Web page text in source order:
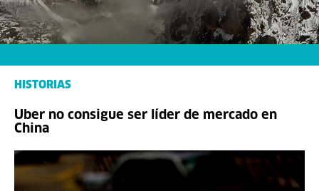
HISTORIAS
Uber no consigue ser líder de mercado en
China